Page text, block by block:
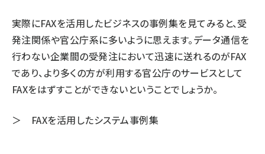
実際にFAXを活用したビジネスの事例集を見てみると、受
発注関係や官公庁系に多いように思えます。データ通信を
行わない企業間の受発注において迅速に送れるのがFAX
であり、より多くの方が利用する官公庁のサービスとして
FAXをはずすことができないということでしょうか。
＞ FAXを活用したシステム事例集